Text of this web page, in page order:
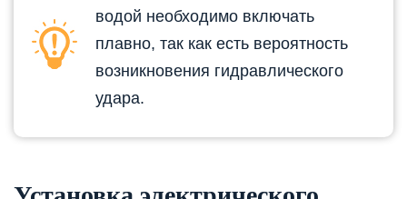
водой необходимо включать
плавно, так как есть вероятность
возникновения гидравлического
удара.